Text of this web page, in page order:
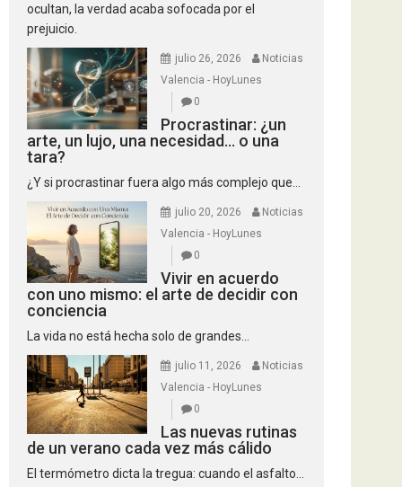
ocultan, la verdad acaba sofocada por el
prejuicio.
julio 26, 2026
Noticias
Valencia - HoyLunes
0
Procrastinar: ¿un
arte, un lujo, una necesidad… o una
tara?
¿Y si procrastinar fuera algo más complejo que...
julio 20, 2026
Noticias
Valencia - HoyLunes
0
Vivir en acuerdo
con uno mismo: el arte de decidir con
conciencia
La vida no está hecha solo de grandes...
julio 11, 2026
Noticias
Valencia - HoyLunes
0
Las nuevas rutinas
de un verano cada vez más cálido
El termómetro dicta la tregua: cuando el asfalto...